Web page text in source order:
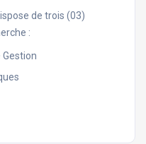
de trois (03)
: